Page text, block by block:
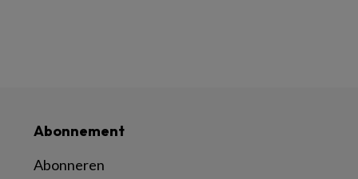
Abonnement
Abonneren